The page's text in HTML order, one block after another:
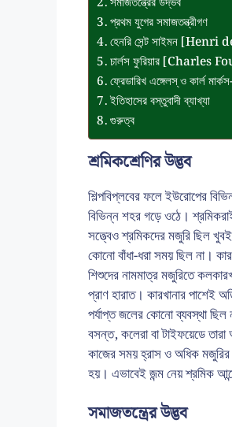
প্রথম যুগের সমাজতন্ত্রীগণ
হেনরি সেন্ট সাইমন
চার্লস ফুরিয়ার [Charles
ফ্রেডারিখ এঙ্গেলস্ ও কার্ল
ইতিহাসের বস্তুবাদী ব্যাখ্যা
গুরুত্ব
শ্রমিকশ্রেণির উদ্ভব
শিল্পবিপ্লবের ফলে ইউরোপের
বিভিন্ন শহর গড়ে ওঠে।
সত্ত্বেও শ্রমিকদের মজুরি ছিল
কোনো বাঁধা-ধরা সময় ছিল না।
শিশুদের নামমাত্র মজুরিতে
প্রাণ হারাত। কারখানার পাশেই
পর্যাপ্ত জলের কোনো ব্যবস্থা ছিল
বসন্ত, কলেরা বা টাইফয়েডে
কাজের সময় হ্রাস ও অধিক
হয়। এভাবেই জন্ম নেয় শ্রমিক
সমাজতন্ত্রের উদ্ভব